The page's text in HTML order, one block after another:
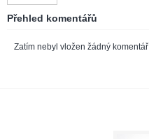
Přehled komentářů
Zatím nebyl vložen žádný komentář